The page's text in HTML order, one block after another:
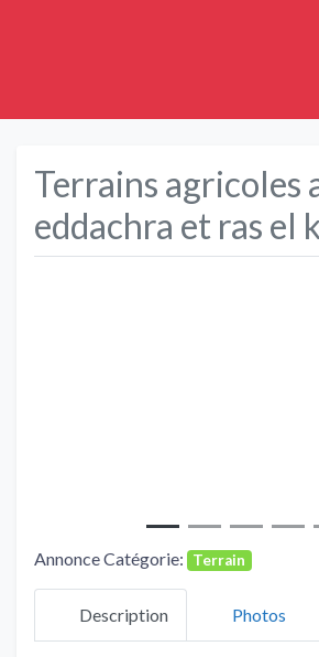
Terrains agricoles
eddachra et ras el
Annonce Catégorie: Terrain
Description Photos